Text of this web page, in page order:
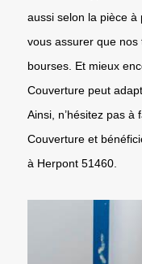
aussi selon la pièce à
vous assurer que
bourses. Et mieux
Couverture peut
Ainsi, n’hésitez pas
Couverture et
à Herpont 51460.